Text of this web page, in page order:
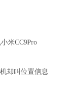
米CC9Pro
却叫位置信息